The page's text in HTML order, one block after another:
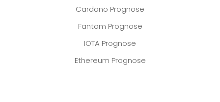
Cardano Prognose
Fantom Prognose
IOTA Prognose
Ethereum Prognose